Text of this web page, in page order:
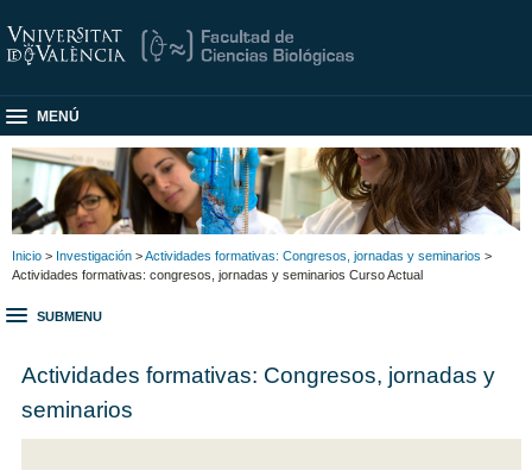
MENÚ
Inicio > Investigación >Actividades formativas: Congresos, jornadas y seminarios >
Actividades formativas: congresos, jornadas y seminarios Curso Actual
SUBMENU
Actividades formativas: Congresos, jornadas y
seminarios